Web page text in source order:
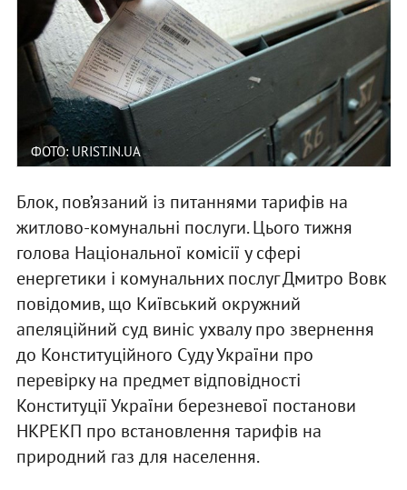
ФОТО: URIST.IN.UA
Блок, пов’язаний із питаннями тарифів на
житлово-комунальні послуги. Цього тижня
голова Національної комісії у сфері
енергетики і комунальних послуг Дмитро Вовк
повідомив, що Київський окружний
апеляційний суд виніс ухвалу про звернення
до Конституційного Суду України про
перевірку на предмет відповідності
Конституції України березневої постанови
НКРЕКП про встановлення тарифів на
природний газ для населення.